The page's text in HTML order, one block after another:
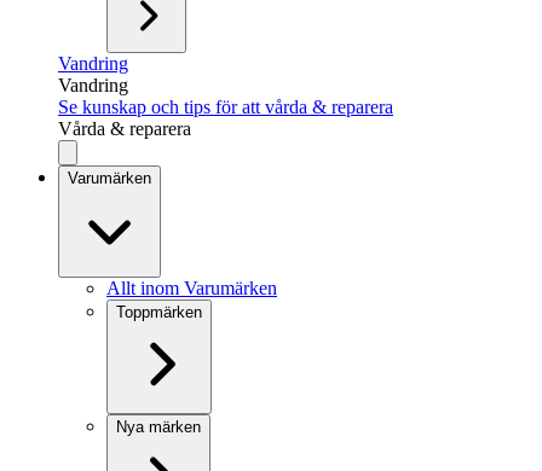
Vandring
Vandring
Se kunskap och tips för att vårda & reparera
Vårda & reparera
Varumärken
Allt inom Varumärken
Toppmärken
Nya märken